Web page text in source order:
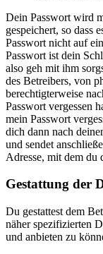
Dein Passwort wird
gespeichert, so dass
Passwort nicht auf
Passwort ist dein
also geh mit ihm
des Betreibers, von
berechtigterweise
Passwort vergessen
mein Passwort
dich dann nach
und sendet
Adresse, mit dem du
Gestattung der
Du gestattest dem
näher spezifizierten
und anbieten zu